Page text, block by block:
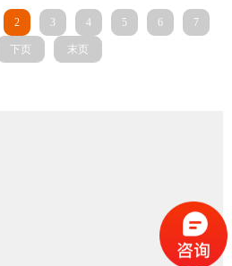
2 3 4 5 6 7
下页 末页
务